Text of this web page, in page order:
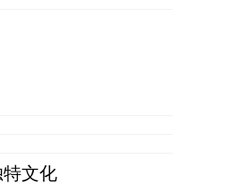
文化